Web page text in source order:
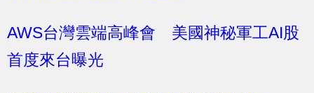
AWS台灣雲端高峰會 美國神秘軍工AI股
首度來台曝光